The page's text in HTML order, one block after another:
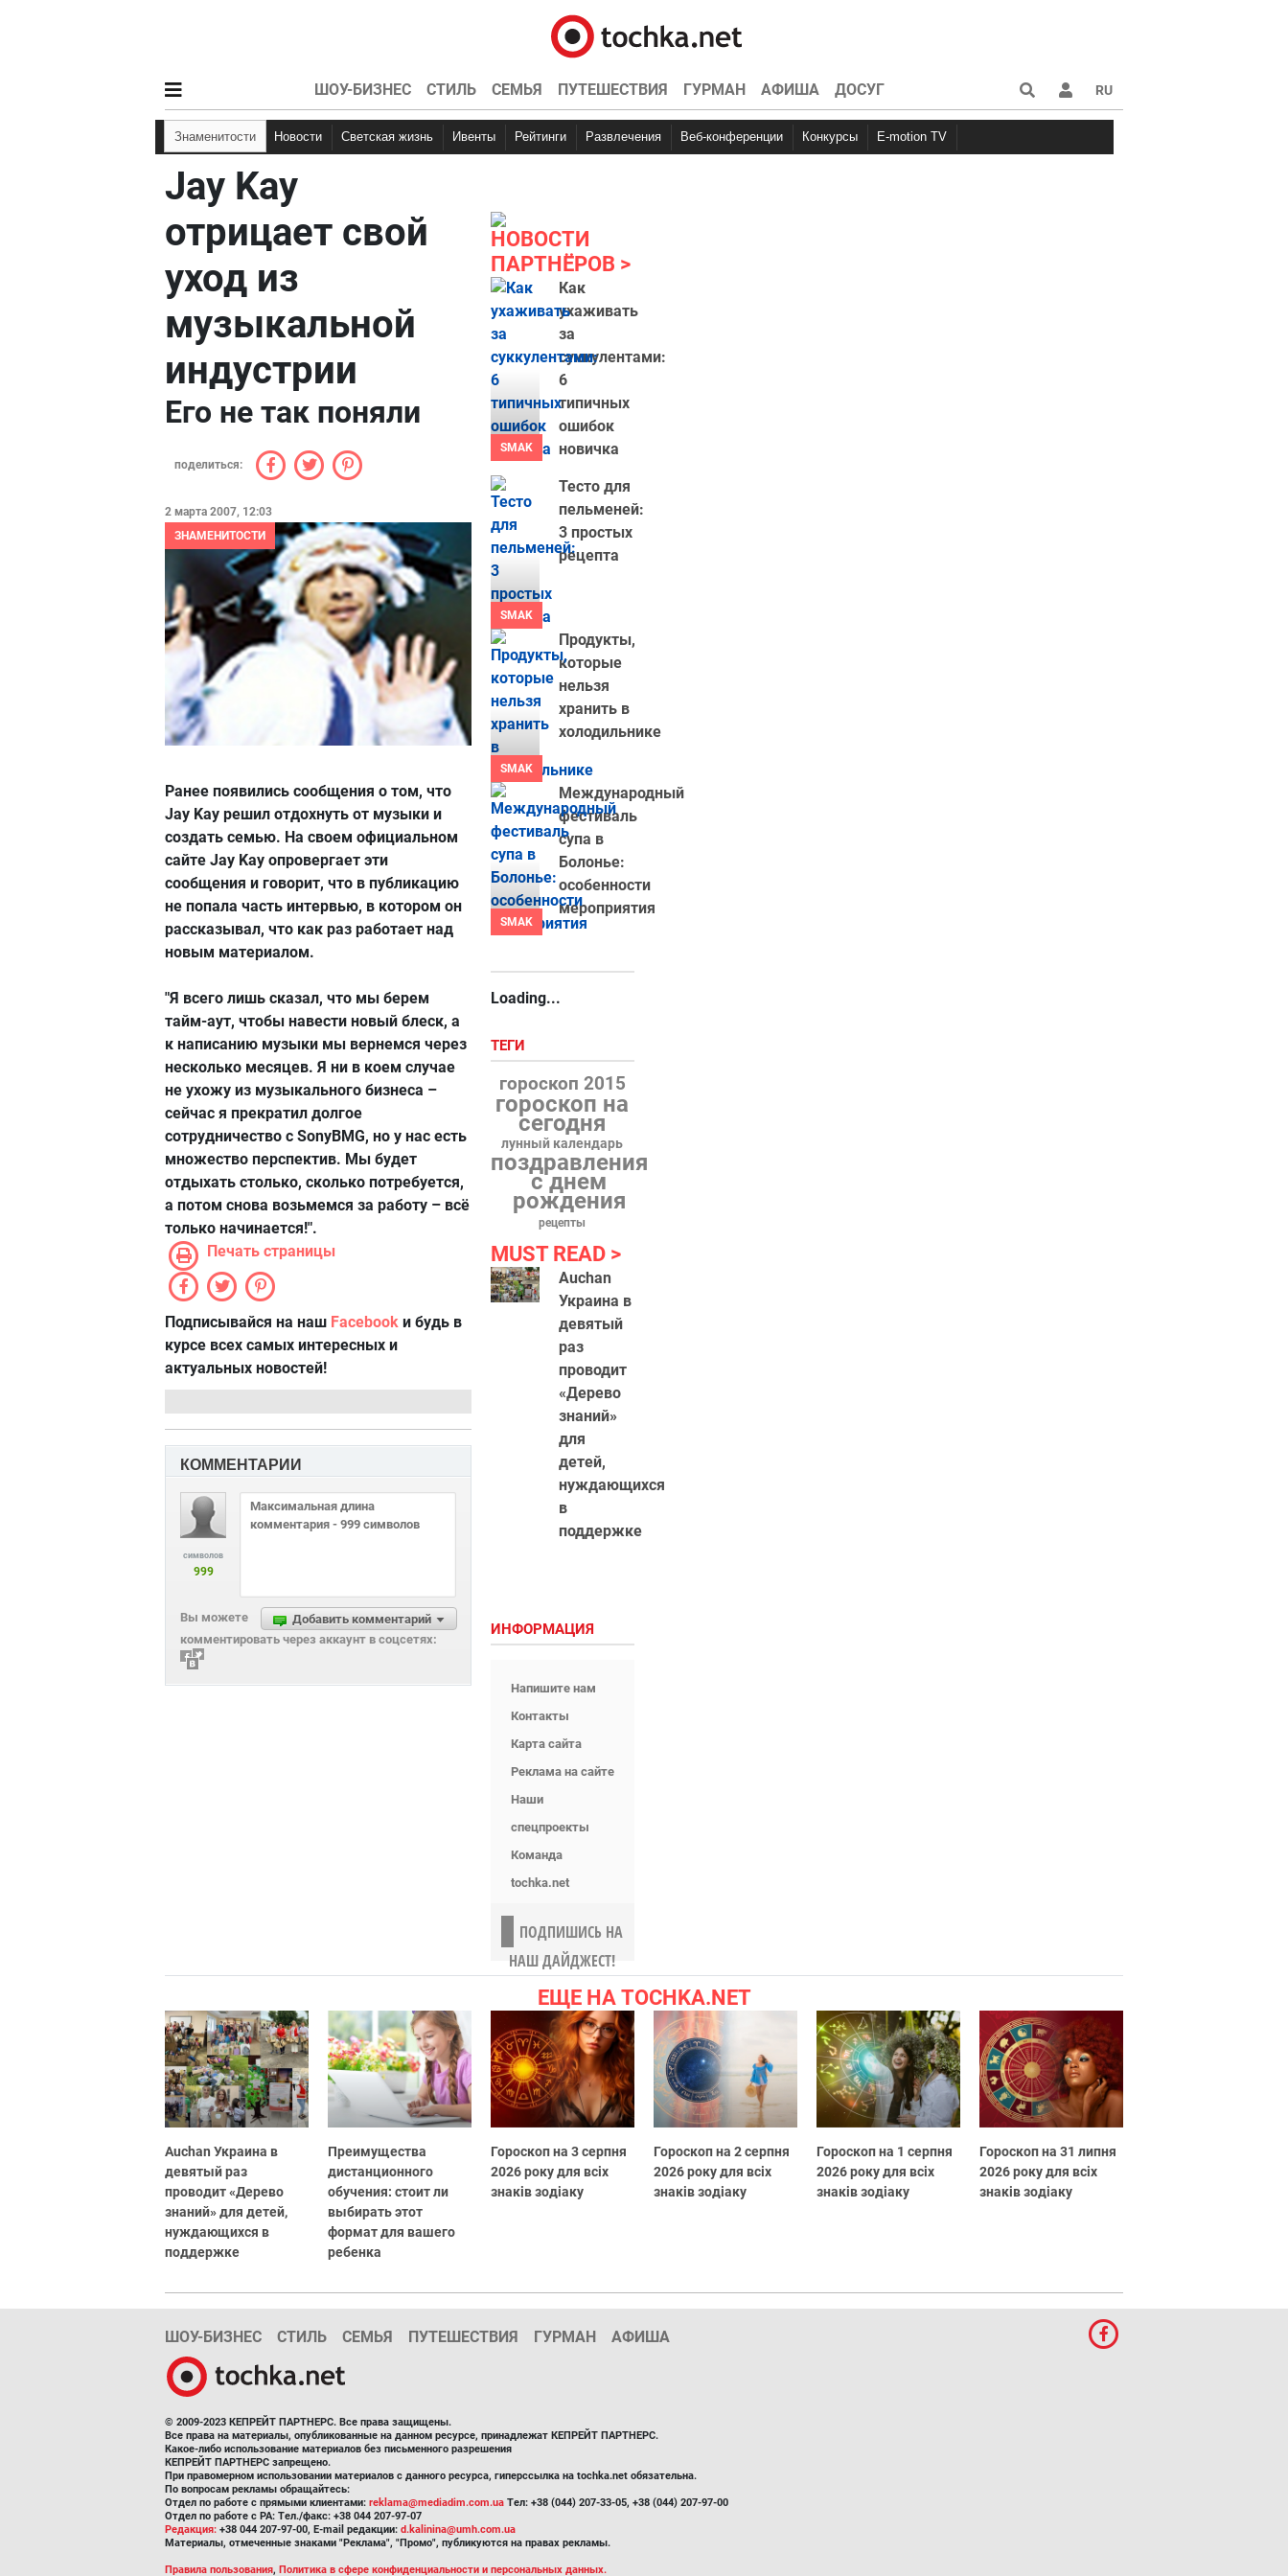
ШОУ-БИЗНЕС СТИЛЬ СЕМЬЯ ПУТЕШЕСТВИЯ ГУРМАН АФИША ДОСУГ RU
Знаменитости Новости Светская жизнь Ивенты Рейтинги Развлечения Веб-конференции Конкурсы E-motion TV
Jay Kay
отрицает свой
уход из
музыкальной
индустрии
Его не так поняли
поделиться:
2 марта 2007, 12:03
ЗНАМЕНИТОСТИ
Ранее появились сообщения о том, что
Jay Kay решил отдохнуть от музыки и
создать семью. На своем официальном
сайте Jay Kay опровергает эти
сообщения и говорит, что в публикацию
не попала часть интервью, в котором он
рассказывал, что как раз работает над
новым материалом.
"Я всего лишь сказал, что мы берем
тайм-аут, чтобы навести новый блеск, а
к написанию музыки мы вернемся через
несколько месяцев. Я ни в коем случае
не ухожу из музыкального бизнеса –
сейчас я прекратил долгое
сотрудничество с SonyBMG, но у нас есть
множество перспектив. Мы будет
отдыхать столько, сколько потребуется,
а потом снова возьмемся за работу – всё
только начинается!".
Печать страницы
Подписывайся на наш Facebook и будь в
курсе всех самых интересных и
актуальных новостей!
КОММЕНТАРИИ
символов
999
Добавить комментарий
Вы можете
комментировать через аккаунт в соцсетях:
НОВОСТИ
ПАРТНЁРОВ
SMAK
Как
ухаживать
за
суккулентами:
6
типичных
ошибок
новичка
SMAK
Тесто для
пельменей:
3 простых
рецепта
SMAK
Продукты,
которые
нельзя
хранить в
холодильнике
SMAK
Международный
фестиваль
супа в
Болонье:
особенности
мероприятия
Loading...
ТЕГИ
гороскоп 2015
гороскоп на
сегодня
лунный календарь
поздравления
с днем
рождения
рецепты
MUST READ
Auchan
Украина в
девятый
раз
проводит
«Дерево
знаний»
для
детей,
нуждающихся
в
поддержке
ИНФОРМАЦИЯ
Напишите нам
Контакты
Карта сайта
Реклама на сайте
Наши
спецпроекты
Команда
tochka.net
ПОДПИШИСЬ НА
НАШ ДАЙДЖЕСТ!
ЕЩЕ НА TOCHKA.NET
Auchan Украина в
девятый раз
проводит «Дерево
знаний» для детей,
нуждающихся в
поддержке
Преимущества
дистанционного
обучения: стоит ли
выбирать этот
формат для вашего
ребенка
Гороскоп на 3 серпня
2026 року для всіх
знаків зодіаку
Гороскоп на 2 серпня
2026 року для всіх
знаків зодіаку
Гороскоп на 1 серпня
2026 року для всіх
знаків зодіаку
Гороскоп на 31 липня
2026 року для всіх
знаків зодіаку
ШОУ-БИЗНЕС СТИЛЬ СЕМЬЯ ПУТЕШЕСТВИЯ ГУРМАН АФИША
© 2009-2023 КЕПРЕЙТ ПАРТНЕРС. Все права защищены.
Все права на материалы, опубликованные на данном ресурсе, принадлежат КЕПРЕЙТ ПАРТНЕРС.
Какое-либо использование материалов без письменного разрешения
КЕПРЕЙТ ПАРТНЕРС запрещено.
При правомерном использовании материалов с данного ресурса, гиперссылка на tochka.net обязательна.
По вопросам рекламы обращайтесь:
Отдел по работе с прямыми клиентами: reklama@mediadim.com.ua Тел: +38 (044) 207-33-05, +38 (044) 207-97-00
Отдел по работе с РА: Тел./факс: +38 044 207-97-07
Редакция: +38 044 207-97-00, E-mail редакции: d.kalinina@umh.com.ua
Материалы, отмеченные знаками "Реклама", "Промо", публикуются на правах рекламы.
Правила пользования, Политика в сфере конфиденциальности и персональных данных.